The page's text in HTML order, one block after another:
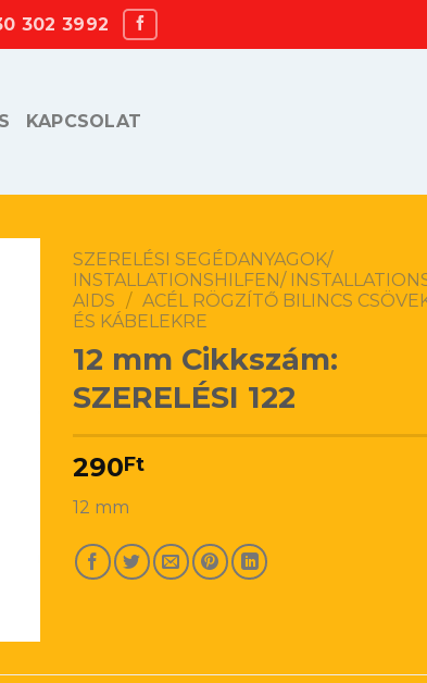
302 3992
KAPCSOLAT
SZERELÉSI SEGÉDANYAGOK/
INSTALLATIONSHILFEN/
AIDS / ACÉL RÖGZÍTŐ BILINCS
ÉS KÁBELEKRE
12 mm Cikkszám:
SZERELÉSI 122
290Ft
12 mm